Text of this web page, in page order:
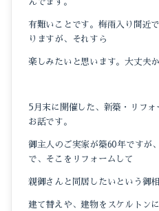
んでます。
有難いことです。梅雨入り間近
りますが、それすら
楽しみたいと思います。大丈夫か
5月末に開催した、新築・リフ
お話です。
御主人のご実家が築60年ですが
で、そこをリフォームして
親御さんと同居したいという御相
建て替えや、建物をスケルトン